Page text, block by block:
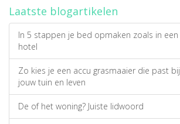
Laatste blogartikelen
In 5 stappen je bed opmaken zoals in een
hotel
Zo kies je een accu grasmaaier die past bij
jouw tuin en leven
De of het woning? Juiste lidwoord